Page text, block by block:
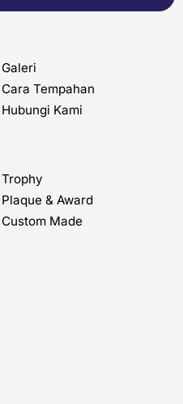
Galeri
Cara Tempahan
Hubungi Kami
Trophy
Plaque & Award
Custom Made